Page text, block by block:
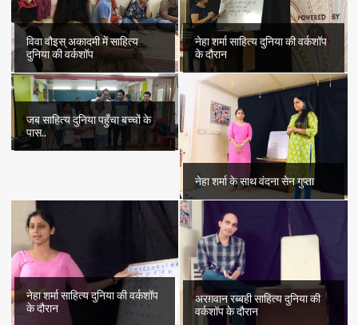
विवा वौइस् अकादमी में साहित्य
दुनिया की वर्कशॉप
नेहा शर्मा साहित्य दुनिया की वर्कशॉप
के दौरान
जब साहित्य दुनिया पहुँचा बच्चों के
पास..
नेहा शर्मा के साथ वंदना सेन गुप्ता
नेहा शर्मा साहित्य दुनिया की वर्कशॉप
के दौरान
अरग़वान रब्बही साहित्य दुनिया की
वर्कशॉप के दौरान